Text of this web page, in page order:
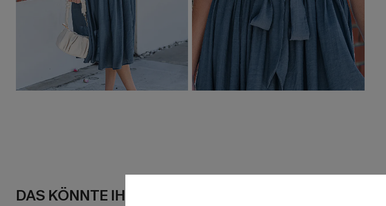
DAS KÖNNTE IHNEN AUCH GEFALLEN